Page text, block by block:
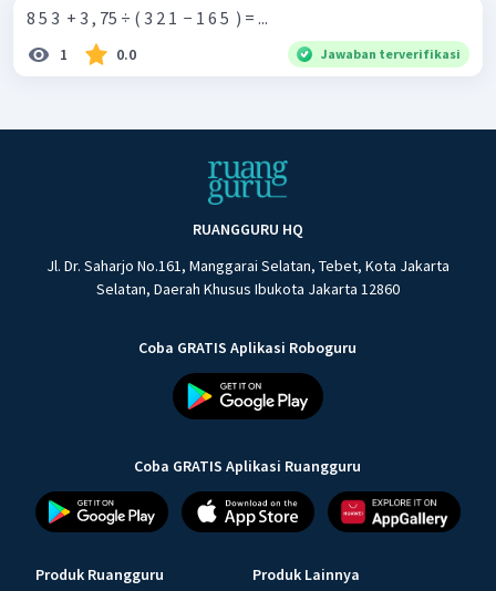
8 5 3 ​ + 3 , 75 ÷ ( 3 2 1 ​ − 1 6 5 ​ ) = ...
1 0.0 Jawaban terverifikasi
RUANGGURU HQ
Jl. Dr. Saharjo No.161, Manggarai Selatan, Tebet, Kota Jakarta
Selatan, Daerah Khusus Ibukota Jakarta 12860
Coba GRATIS Aplikasi Roboguru
Coba GRATIS Aplikasi Ruangguru
Produk Ruangguru Produk Lainnya